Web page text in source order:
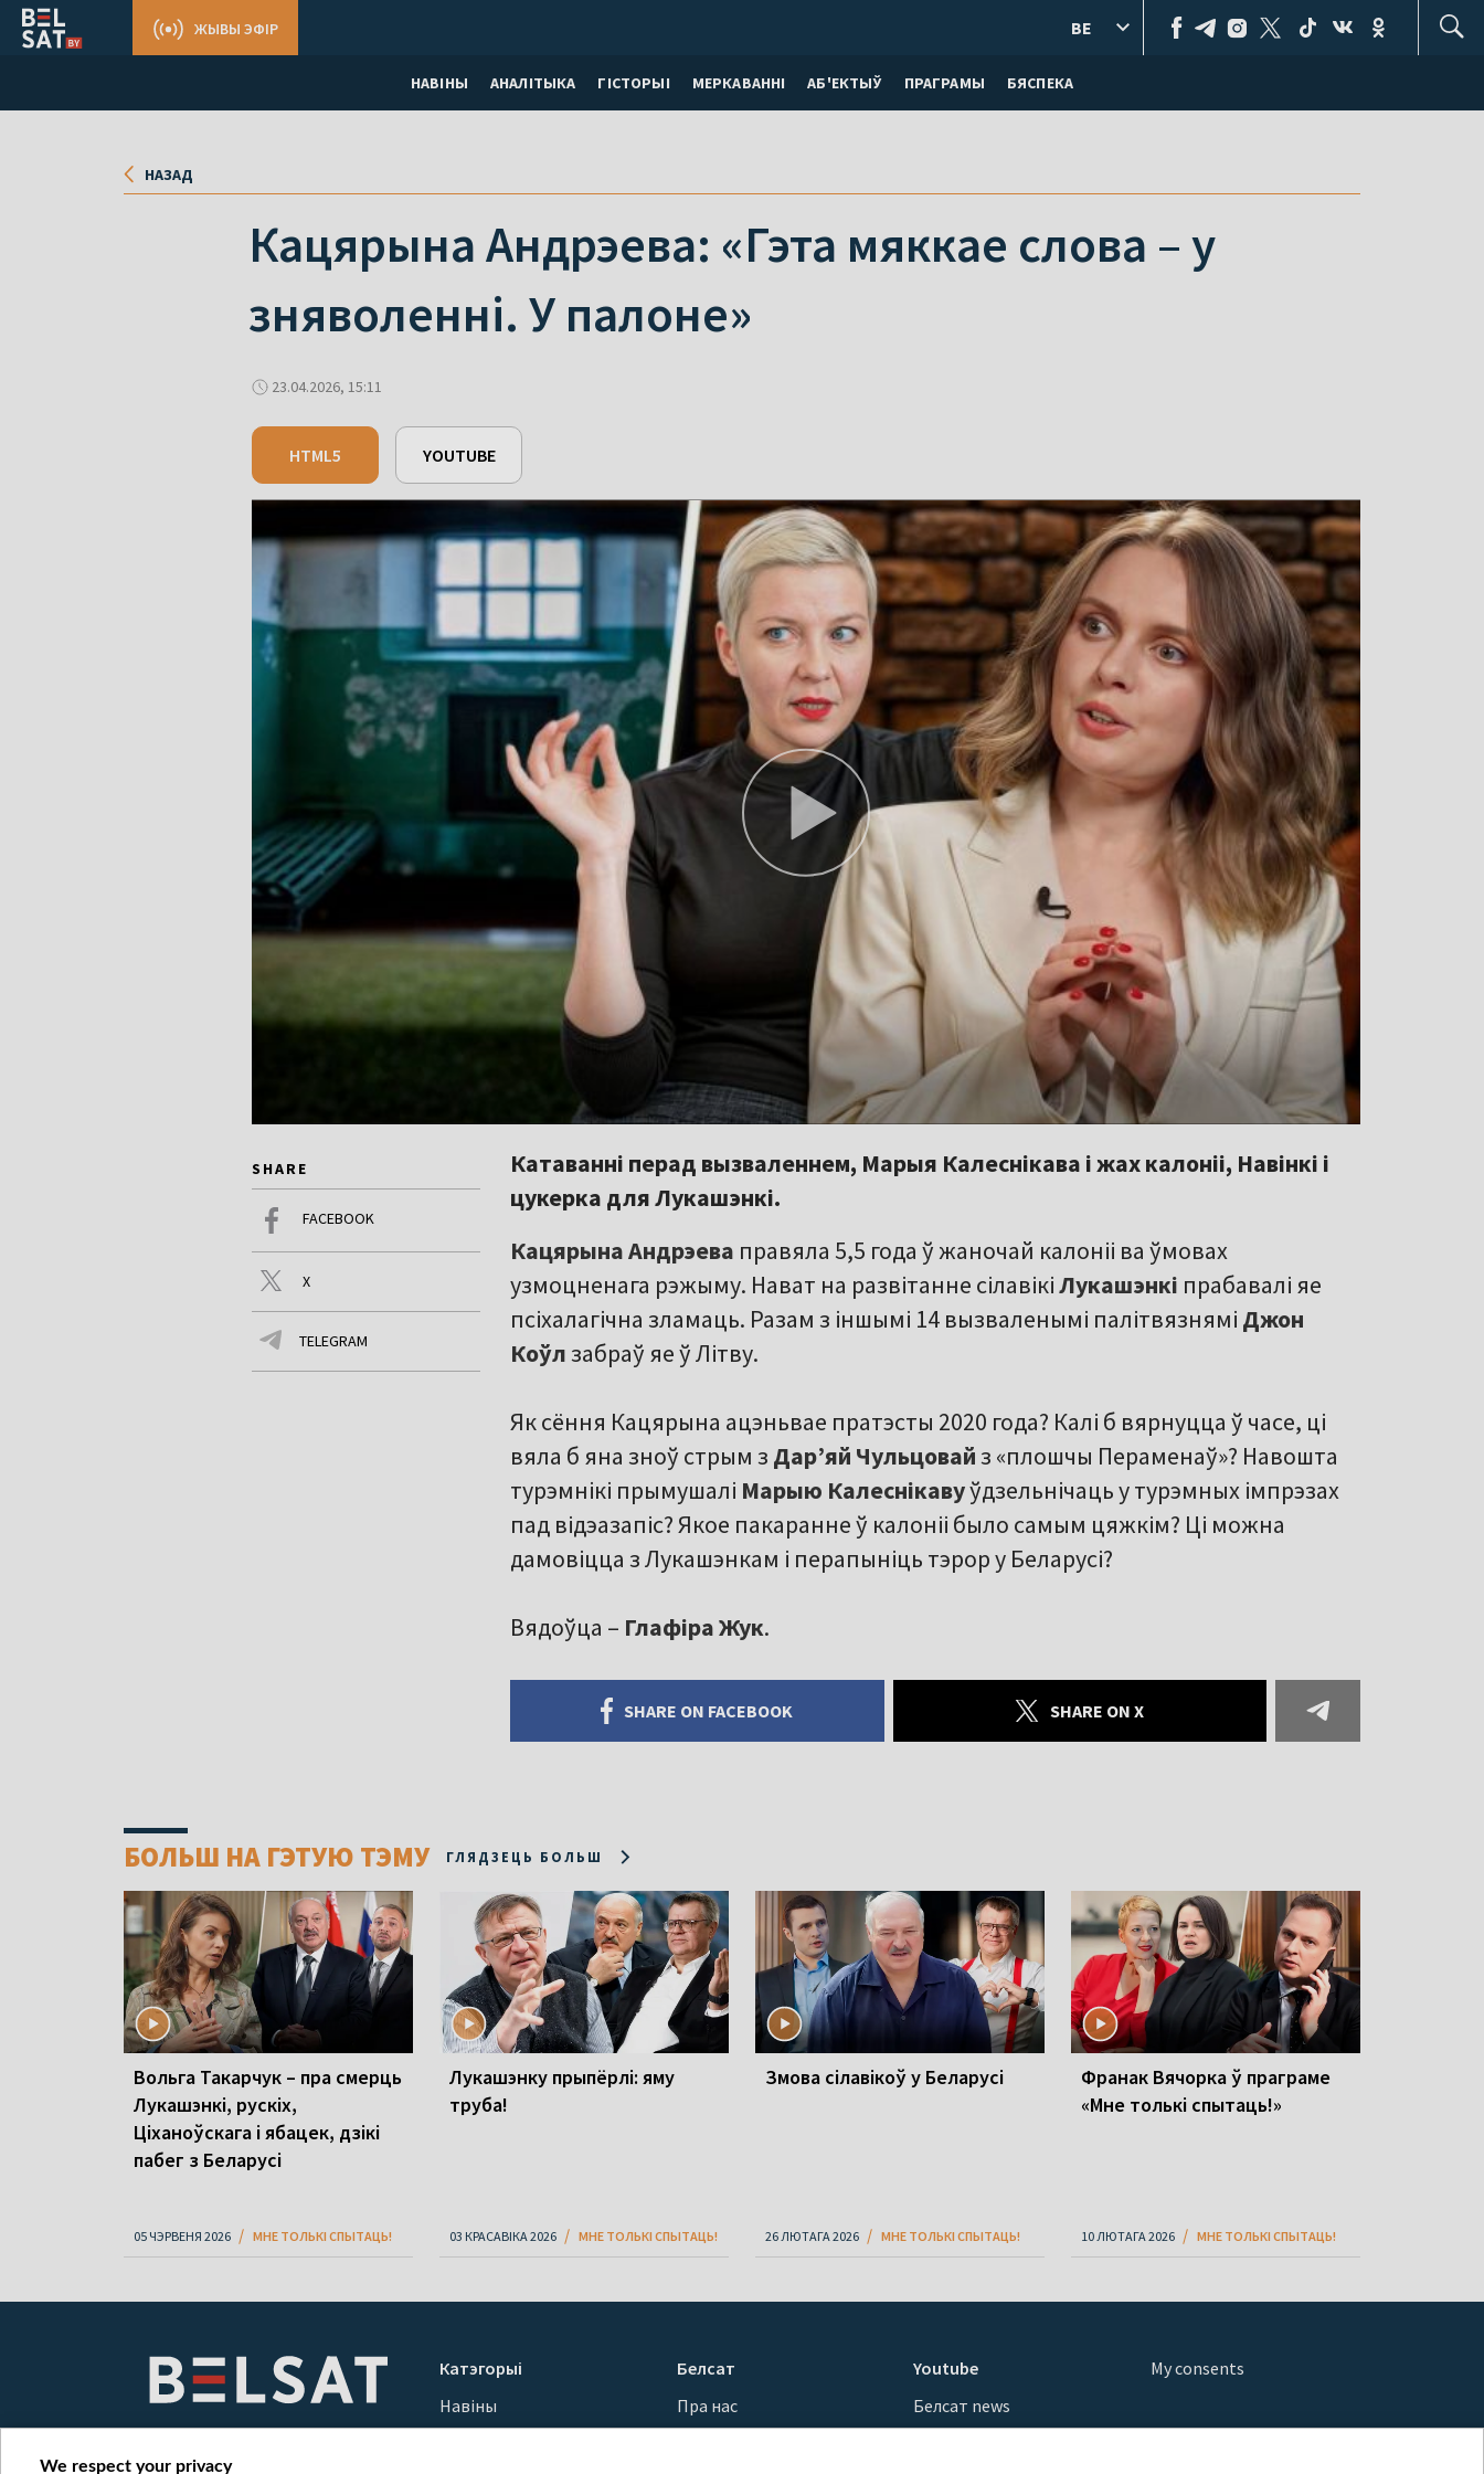
НАВІНЫ АНАЛІТЫКА ГІСТОРЫІ МЕРКАВАННI АБ'ЕКТЫЎ ПРАГРАМЫ БЯСПЕКА
ЖЫВЫ ЭФІР BE
НАЗАД
Кацярына Андрэева: «Гэта мяккае слова – у
зняволенні. У палоне»
23.04.2026, 15:11
HTML5 YOUTUBE
SHARE
FACEBOOK
X
TELEGRAM
Катаванні перад вызваленнем, Марыя Калеснікава і жах калоніі, Навінкі і
цукерка для Лукашэнкі.
Кацярына Андрэева правяла 5,5 года ў жаночай калоніі ва ўмовах
узмоцненага рэжыму. Нават на развітанне сілавікіЛукашэнкі прабавалі яе
псіхалагічна зламаць. Разам з іншымі 14 вызваленымі палітвязнямі Джон
Коўлзабраў яе ў Літву.
Як сёння Кацярына ацэньвае пратэсты 2020 года? Калі б вярнуцца ў часе, ці
вяла б яна зноў стрым з Дар’яй Чульцовайз «плошчы Пераменаў»? Навошта
турэмнікі прымушалі Марыю Калеснікавуўдзельнічаць у турэмных імпрэзах
пад відэазапіс? Якое пакаранне ў калоніі было самым цяжкім? Ці можна
дамовіцца з Лукашэнкам і перапыніць тэрор у Беларусі?
Вядоўца – Глафіра Жук.
SHARE ON FACEBOOK SHARE ON X
БОЛЬШ НА ГЭТУЮ ТЭМУ ГЛЯДЗЕЦЬ БОЛЬШ
Вольга Такарчук – пра смерць
Лукашэнкі, рускіх,
Ціханоўскага і ябацек, дзікі
пабег з Беларусі
05 ЧЭРВЕНЯ 2026 МНЕ ТОЛЬКІ СПЫТАЦЬ!
Лукашэнку прыпёрлі: яму
труба!
03 КРАСАВІКА 2026 МНЕ ТОЛЬКІ СПЫТАЦЬ!
Змова сілавікоў у Беларусі
26 ЛЮТАГА 2026 МНЕ ТОЛЬКІ СПЫТАЦЬ!
Франак Вячорка ў праграме
«Мне толькі спытаць!»
10 ЛЮТАГА 2026 МНЕ ТОЛЬКІ СПЫТАЦЬ!
Катэгорыі
Навіны
Вайна
Белсат
Пра нас
Кантакты
Youtube
Белсат news
Белсат Shorts
My consents
We respect your privacy